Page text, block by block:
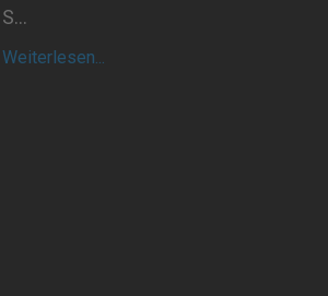
S...
Weiterlesen...